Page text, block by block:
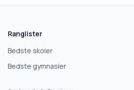
Hvad leder du efter?
Grundskole
Ranglister
Bedste skoler
Bedste gymnasier